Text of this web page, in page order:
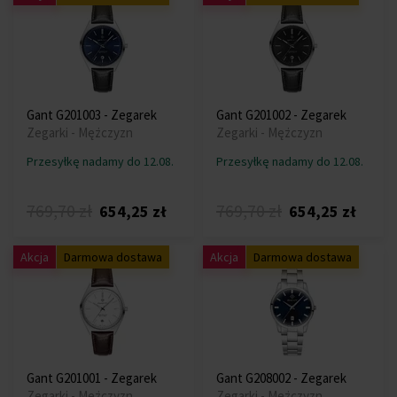
Gant G201003 - Zegarek
Zegarki - Mężczyzn
Przesyłkę nadamy do 12.08.
654,25 zł
Gant G201002 - Zegarek
Zegarki - Mężczyzn
Przesyłkę nadamy do 12.08.
654,25 zł
Akcja Darmowa dostawa
Gant G201001 - Zegarek
Akcja Darmowa dostawa
Gant G208002 - Zegarek